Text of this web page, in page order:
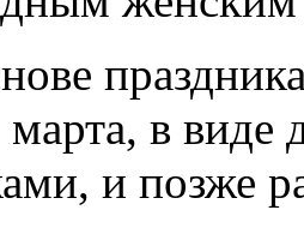
в виде
и позже